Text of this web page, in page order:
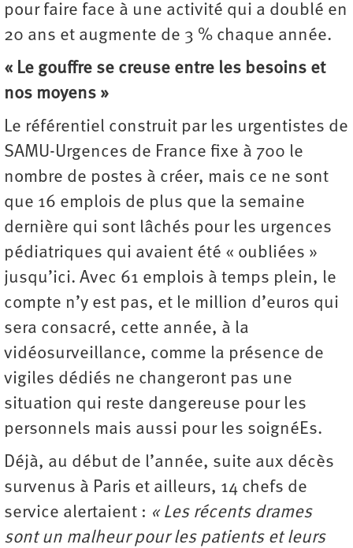
pour faire face à une activité qui a doublé en
20 ans et augmente de 3 % chaque année.
« Le gouffre se creuse entre les besoins et
nos moyens »
Le référentiel construit par les urgentistes de
SAMU-Urgences de France fixe à 700 le
nombre de postes à créer, mais ce ne sont
que 16 emplois de plus que la semaine
dernière qui sont lâchés pour les urgences
pédiatriques qui avaient été « oubliées »
jusqu’ici. Avec 61 emplois à temps plein, le
compte n’y est pas, et le million d’euros qui
sera consacré, cette année, à la
vidéosurveillance, comme la présence de
vigiles dédiés ne changeront pas une
situation qui reste dangereuse pour les
personnels mais aussi pour les soignéEs.
Déjà, au début de l’année, suite aux décès
survenus à Paris et ailleurs, 14 chefs de
service alertaient : « Les récents drames
sont un malheur pour les patients et leurs